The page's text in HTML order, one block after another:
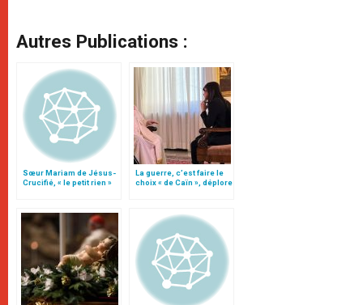
Autres Publications :
Sœur Mariam de Jésus-
Crucifié, « le petit rien »
La guerre, c’est faire le
choix « de Caïn », déplore